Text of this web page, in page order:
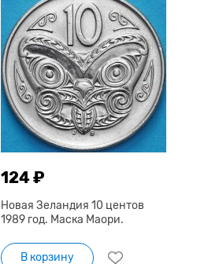
124 ₽
Новая Зеландия 10 центов
1989 год. Маска Маори.
В корзину